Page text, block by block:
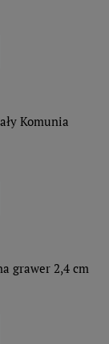
Komunia
grawer 2,4 cm